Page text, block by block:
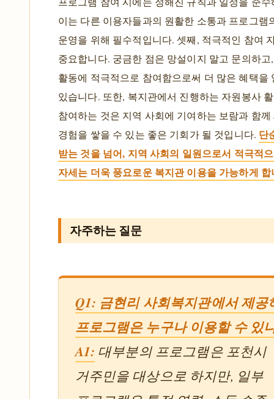
이는 다른 이용자들과의 원활한 소통과 프로그램
운영을 위해 필수적입니다. 셋째, 적극적인 참여
중요합니다. 궁금한 점은 망설이지 말고 문의하고
활동에 적극적으로 참여함으로써 더 많은 혜택을
있습니다. 또한, 복지관에서 진행하는 자원봉사
참여하는 것은 지역 사회에 기여하는 보람과 함께
경험을 쌓을 수 있는 좋은 기회가 될 것입니다. 단
받는 것을 넘어, 지역 사회의 일원으로서 적극적
자세는 더욱 풍요로운 복지관 이용을 가능하게 합
자주하는 질문
Q1: 금현리 사회복지관에서 제공
프로그램은 누구나 이용할 수 있
A1: 대부분의 프로그램은 포천시
거주민을 대상으로 하지만, 일부